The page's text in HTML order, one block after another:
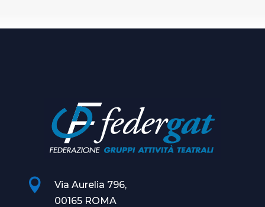

Via Aurelia 796,
00165 ROMA